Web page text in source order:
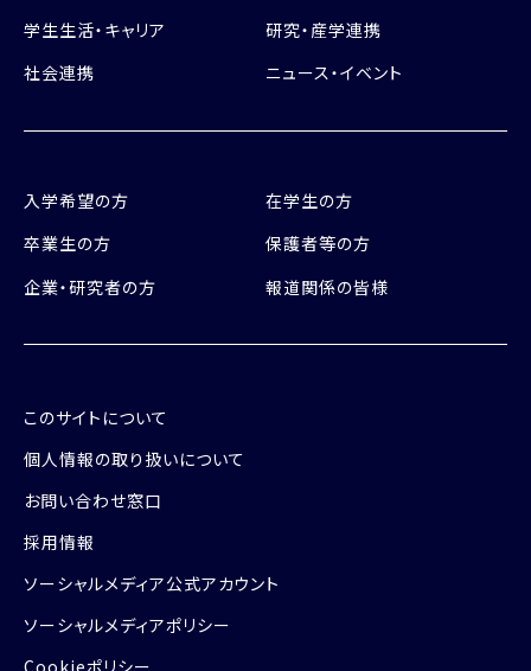
学生生活・キャリア
研究・産学連携
社会連携
ニュース・イベント
入学希望の方
在学生の方
卒業生の方
保護者等の方
企業・研究者の方
報道関係の皆様
このサイトについて
個人情報の取り扱いについて
お問い合わせ窓口
採用情報
ソーシャルメディア公式アカウント
ソーシャルメディアポリシー
Cookieポリシー